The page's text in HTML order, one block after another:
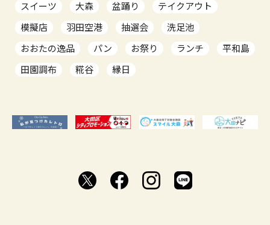
スイーツ
大森 盆踊り
テイクアウト
模擬店
羽田空港 抽選会
洗足池
おおたの逸品
パン お祭り ランチ
平和島
田園調布
糀谷 縁日